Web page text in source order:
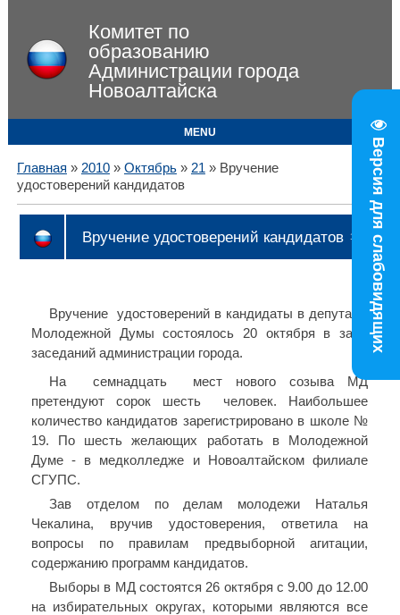
Версия для слабовидящих
Комитет по
образованию
Администрации города
Новоалтайска
MENU
Главная » 2010 » Октябрь » 21 » Вручение
удостоверений кандидатов
13:08
Вручение удостоверений кандидатов
Вручение
удостоверений в кандидаты в депутаты
Молодежной Думы состоялось 20 октября в зале
заседаний администрации города.
На
семнадцать
мест нового созыва МД
претендуют сорок шесть
человек. Наибольшее
количество кандидатов зарегистрировано в школе №
19. По шесть желающих работать в Молодежной
Думе - в медколледже и Новоалтайском филиале
СГУПС.
Зав отделом по делам молодежи Наталья
Чекалина, вручив удостоверения, ответила на
вопросы по правилам предвыборной агитации,
содержанию программ кандидатов.
Выборы в МД состоятся 26 октября с 9.00 до 12.00
на избирательных округах, которыми являются все